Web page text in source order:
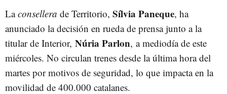
Laconsellera de Territorio, Sílvia Paneque, ha
anunciado la decisión en rueda de prensa junto a la
titular de Interior, Núria Parlon, a mediodía de este
miércoles. No circulan trenes desde la última hora del
martes por motivos de seguridad, lo que impacta en la
movilidad de 400.000 catalanes.